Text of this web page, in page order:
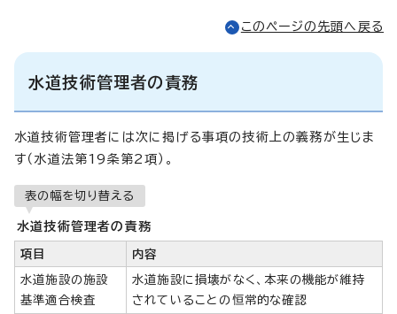
このページの先頭へ戻る
水道技術管理者の責務
水道技術管理者には次に掲げる事項の技術上の義務が生じま
す（水道法第19条第2項）。
表の幅を切り替える
水道技術管理者の責務
項目 内容
水道施設の施設
基準適合検査
水道施設に損壊がなく、本来の機能が維持
されていることの恒常的な確認